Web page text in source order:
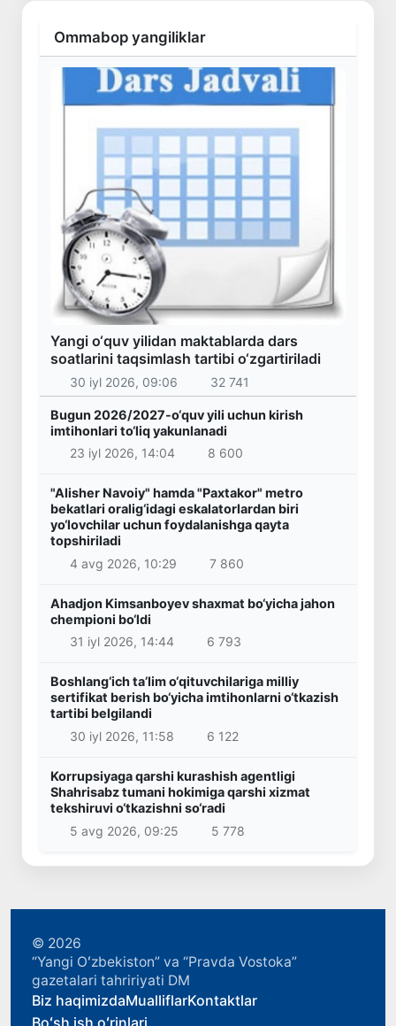
Ommabop yangiliklar
Yangi o‘quv yilidan maktablarda dars
soatlarini taqsimlash tartibi o‘zgartiriladi
30 iyl 2026, 09:06 32 741
Bugun 2026/2027-o‘quv yili uchun kirish
imtihonlari to‘liq yakunlanadi
23 iyl 2026, 14:04
8 600
"Alisher Navoiy" hamda "Paxtakor" metro
bekatlari oralig‘idagi eskalatorlardan biri
yo‘lovchilar uchun foydalanishga qayta
topshiriladi
4 avg 2026, 10:29
7 860
Ahadjon Kimsanboyev shaxmat bo‘yicha jahon
chempioni bo‘ldi
31 iyl 2026, 14:44
6 793
Boshlang‘ich ta’lim o‘qituvchilariga milliy
sertifikat berish bo‘yicha imtihonlarni o‘tkazish
tartibi belgilandi
30 iyl 2026, 11:58
6 122
Korrupsiyaga qarshi kurashish agentligi
Shahrisabz tumani hokimiga qarshi xizmat
tekshiruvi o‘tkazishni so‘radi
5 avg 2026, 09:25
5 778
© 2026
“Yangi Oʻzbekiston” va “Pravda Vostoka”
gazetalari tahririyati DM
Biz haqimizdaMualliflarKontaktlar
Boʻsh ish oʻrinlari